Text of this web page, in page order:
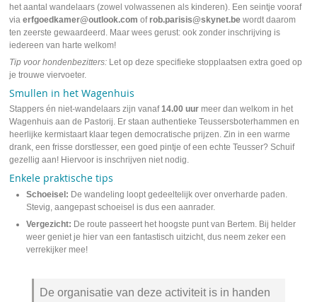
het aantal wandelaars (zowel volwassenen als kinderen). Een seintje vooraf
viaerfgoedkamer@outlook.com ofrob.parisis@skynet.be wordt daarom
ten zeerste gewaardeerd. Maar wees gerust: ook zonder inschrijving is
iedereen van harte welkom!
Tip voor hondenbezitters: Let op deze specifieke stopplaatsen extra goed op
je trouwe viervoeter.
Smullen in het Wagenhuis
Stappers én niet-wandelaars zijn vanaf14.00 uur meer dan welkom in het
Wagenhuis aan de Pastorij. Er staan authentieke Teussersboterhammen en
heerlijke kermistaart klaar tegen democratische prijzen. Zin in een warme
drank, een frisse dorstlesser, een goed pintje of een echte Teusser? Schuif
gezellig aan! Hiervoor is inschrijven niet nodig.
Enkele praktische tips
Schoeisel: De wandeling loopt gedeeltelijk over onverharde paden.
Stevig, aangepast schoeisel is dus een aanrader.
Vergezicht: De route passeert het hoogste punt van Bertem. Bij helder
weer geniet je hier van een fantastisch uitzicht, dus neem zeker een
verrekijker mee!
De organisatie van deze activiteit is in handen